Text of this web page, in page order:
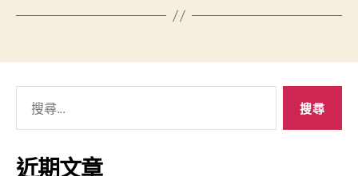
關
鍵
近期文章